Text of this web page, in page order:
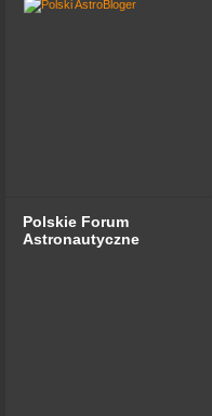
Polskie Forum
Astronautyczne